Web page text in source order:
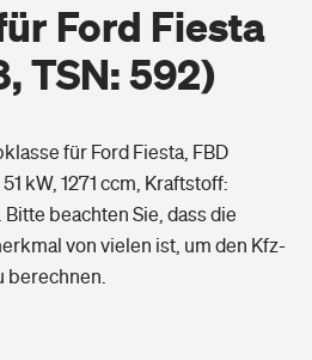
Ford Fiesta
TSN: 592)
für Ford Fiesta, FBD
kW, 1271 ccm, Kraftstoff:
beachten Sie, dass die
von vielen ist, um den Kfz-